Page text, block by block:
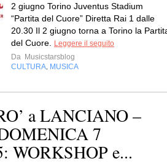
2 giugno Torino Juventus Stadium
“Partita del Cuore” Diretta Rai 1 dalle
20.30 Il 2 giugno torna a Torino la
del Cuore.
Leggere il seguito
Da Musicstarsblog
CULTURA MUSICA
a LANCIANO –
7
WORKSHOP e...